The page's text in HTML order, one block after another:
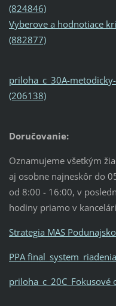
(824846)
Vyberove a hodnotiace
(882877)
priloha_c_30A-
(206138)
Doručovanie:
Oznamujeme všetkým
aj osobne najneskôr do
od 8:00 - 16:00, v
hodiny priamo v
Strategia MAS
PPA
priloha_c_20C_Fokusové